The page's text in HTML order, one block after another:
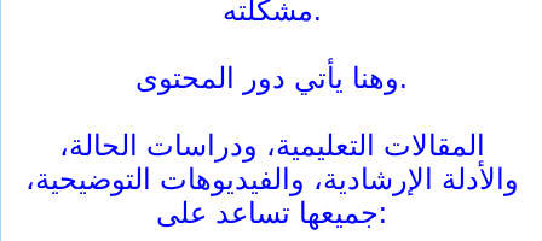
مشكلته.
وهنا يأتي دور المحتوى.
المقالات التعليمية، ودراسات الحالة،
والأدلة الإرشادية، والفيديوهات التوضيحية،
جميعها تساعد على: